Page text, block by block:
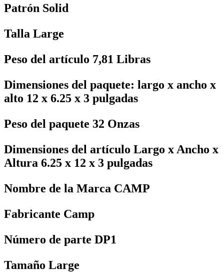
Patrón ‎Solid
Talla ‎Large
Peso del artículo ‎7,81 Libras
Dimensiones del paquete: largo x ancho x
alto ‎12 x 6.25 x 3 pulgadas
Peso del paquete ‎32 Onzas
Dimensiones del artículo Largo x Ancho x
Altura ‎6.25 x 12 x 3 pulgadas
Nombre de la Marca ‎CAMP
Fabricante ‎Camp
Número de parte ‎DP1
Tamaño ‎Large